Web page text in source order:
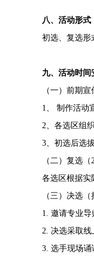
八、活动形式
初选、复选形
九、活动时间
（一）前期
1、
制作活动
2、各选区组
3、初选后选
（二）复选（
各选区根据实
（三）决选
1. 邀请专业导
2. 决选采取线
3. 选手现场诵